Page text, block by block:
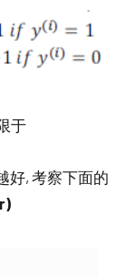
于
好, 考察下面的